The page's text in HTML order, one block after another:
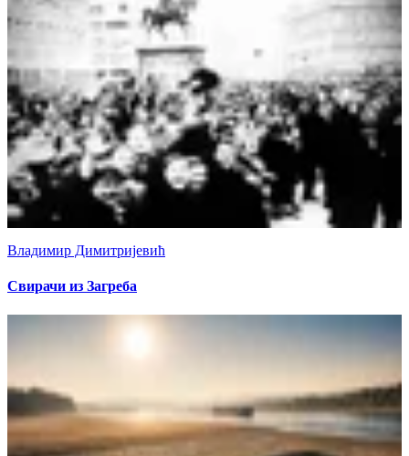
Владимир Димитријевић
Свирачи из Загреба